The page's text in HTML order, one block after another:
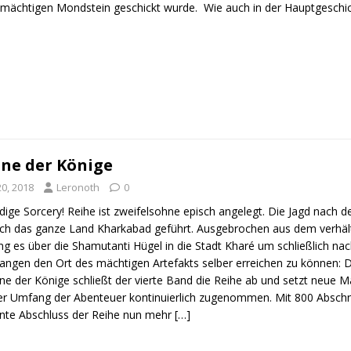
mächtigen Mondstein geschickt wurde. Wie auch in der
der Könige
2018 Leronoth 0
Sorcery! Reihe ist zweifelsohne episch angelegt. Die Jagd nach
das ganze Land Kharkabad geführt. Ausgebrochen aus dem
es über die Shamutanti Hügel in die Stadt Kharé um schließlich
den Ort des mächtigen Artefakts selber erreichen zu können:
der Könige schließt der vierte Band die Reihe ab und setzt neue
Umfang der Abenteuer kontinuierlich zugenommen. Mit 800
Abschluss der Reihe nun mehr[…]